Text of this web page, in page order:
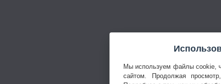
Мы используем файлы cookie,
сайтом. Продолжая